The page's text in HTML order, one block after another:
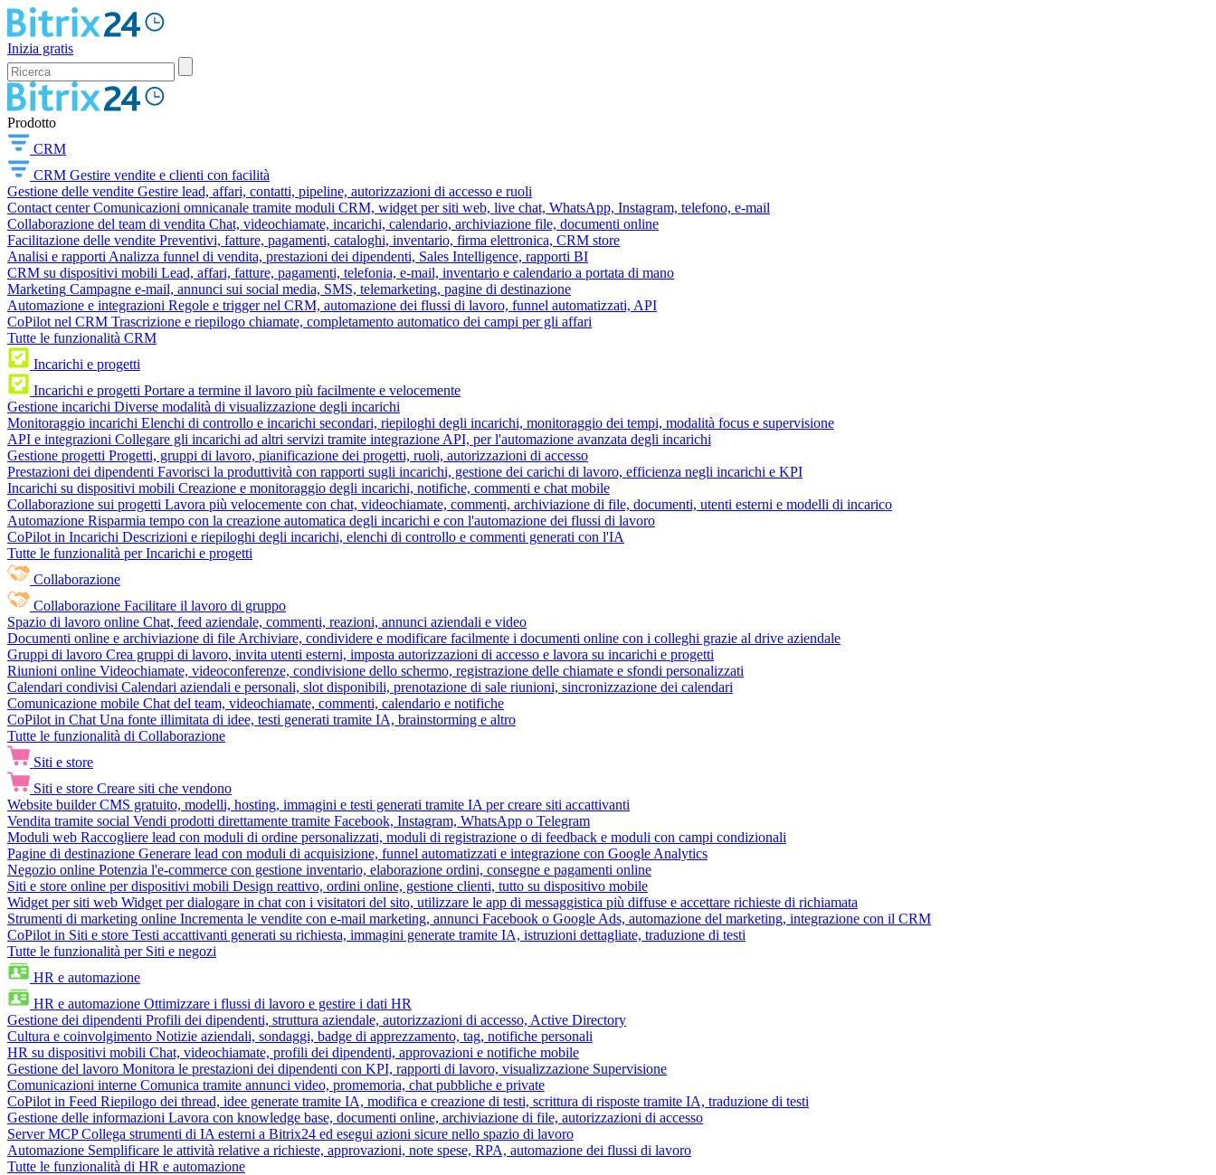
Inizia gratis
Prodotto
CRM
CRM Gestire vendite e clienti con facilità
Gestione delle vendite Gestire lead, affari, contatti, pipeline, autorizzazioni di accesso e ruoli
Contact center Comunicazioni omnicanale tramite moduli CRM, widget per siti web, live chat, WhatsApp, Instagram, telefono, e-mail
Collaborazione del team di vendita Chat, videochiamate, incarichi, calendario, archiviazione file, documenti online
Facilitazione delle vendite Preventivi, fatture, pagamenti, cataloghi, inventario, firma elettronica, CRM store
Analisi e rapporti Analizza funnel di vendita, prestazioni dei dipendenti, Sales Intelligence, rapporti BI
CRM su dispositivi mobili Lead, affari, fatture, pagamenti, telefonia, e-mail, inventario e calendario a portata di mano
Marketing Campagne e-mail, annunci sui social media, SMS, telemarketing, pagine di destinazione
Automazione e integrazioni Regole e trigger nel CRM, automazione dei flussi di lavoro, funnel automatizzati, API
CoPilot nel CRM Trascrizione e riepilogo chiamate, completamento automatico dei campi per gli affari
Tutte le funzionalità CRM
Incarichi e progetti
Incarichi e progetti Portare a termine il lavoro più facilmente e velocemente
Gestione incarichi Diverse modalità di visualizzazione degli incarichi
Monitoraggio incarichi Elenchi di controllo e incarichi secondari, riepiloghi degli incarichi, monitoraggio dei tempi, modalità focus e supervisione
API e integrazioni Collegare gli incarichi ad altri servizi tramite integrazione API, per l'automazione avanzata degli incarichi
Gestione progetti Progetti, gruppi di lavoro, pianificazione dei progetti, ruoli, autorizzazioni di accesso
Prestazioni dei dipendenti Favorisci la produttività con rapporti sugli incarichi, gestione dei carichi di lavoro, efficienza negli incarichi e KPI
Incarichi su dispositivi mobili Creazione e monitoraggio degli incarichi, notifiche, commenti e chat mobile
Collaborazione sui progetti Lavora più velocemente con chat, videochiamate, commenti, archiviazione di file, documenti, utenti esterni e modelli di incarico
Automazione Risparmia tempo con la creazione automatica degli incarichi e con l'automazione dei flussi di lavoro
CoPilot in Incarichi Descrizioni e riepiloghi degli incarichi, elenchi di controllo e commenti generati con l'IA
Tutte le funzionalità per Incarichi e progetti
Collaborazione
Collaborazione Facilitare il lavoro di gruppo
Spazio di lavoro online Chat, feed aziendale, commenti, reazioni, annunci aziendali e video
Documenti online e archiviazione di file Archiviare, condividere e modificare facilmente i documenti online con i colleghi grazie al drive aziendale
Gruppi di lavoro Crea gruppi di lavoro, invita utenti esterni, imposta autorizzazioni di accesso e lavora su incarichi e progetti
Riunioni online Videochiamate, videoconferenze, condivisione dello schermo, registrazione delle chiamate e sfondi personalizzati
Calendari condivisi Calendari aziendali e personali, slot disponibili, prenotazione di sale riunioni, sincronizzazione dei calendari
Comunicazione mobile Chat del team, videochiamate, commenti, calendario e notifiche
CoPilot in Chat Una fonte illimitata di idee, testi generati tramite IA, brainstorming e altro
Tutte le funzionalità di Collaborazione
Siti e store
Siti e store Creare siti che vendono
Website builder CMS gratuito, modelli, hosting, immagini e testi generati tramite IA per creare siti accattivanti
Vendita tramite social Vendi prodotti direttamente tramite Facebook, Instagram, WhatsApp o Telegram
Moduli web Raccogliere lead con moduli di ordine personalizzati, moduli di registrazione o di feedback e moduli con campi condizionali
Pagine di destinazione Generare lead con moduli di acquisizione, funnel automatizzati e integrazione con Google Analytics
Negozio online Potenzia l'e-commerce con gestione inventario, elaborazione ordini, consegne e pagamenti online
Siti e store online per dispositivi mobili Design reattivo, ordini online, gestione clienti, tutto su dispositivo mobile
Widget per siti web Widget per dialogare in chat con i visitatori del sito, utilizzare le app di messaggistica più diffuse e accettare richieste di richiamata
Strumenti di marketing online Incrementa le vendite con e-mail marketing, annunci Facebook o Google Ads, automazione del marketing, integrazione con il CRM
CoPilot in Siti e store Testi accattivanti generati su richiesta, immagini generate tramite IA, istruzioni dettagliate, traduzione di testi
Tutte le funzionalità per Siti e negozi
HR e automazione
HR e automazione Ottimizzare i flussi di lavoro e gestire i dati HR
Gestione dei dipendenti Profili dei dipendenti, struttura aziendale, autorizzazioni di accesso, Active Directory
Cultura e coinvolgimento Notizie aziendali, sondaggi, badge di apprezzamento, tag, notifiche personali
HR su dispositivi mobili Chat, videochiamate, profili dei dipendenti, approvazioni e notifiche mobile
Gestione del lavoro Monitora le prestazioni dei dipendenti con KPI, rapporti di lavoro, visualizzazione Supervisione
Comunicazioni interne Comunica tramite annunci video, promemoria, chat pubbliche e private
CoPilot in Feed Riepilogo dei thread, idee generate tramite IA, modifica e creazione di testi, scrittura di risposte tramite IA, traduzione di testi
Gestione delle informazioni Lavora con knowledge base, documenti online, archiviazione di file, autorizzazioni di accesso
Server MCP Collega strumenti di IA esterni a Bitrix24 ed esegui azioni sicure nello spazio di lavoro
Automazione Semplificare le attività relative a richieste, approvazioni, note spese, RPA, automazione dei flussi di lavoro
Tutte le funzionalità di HR e automazione